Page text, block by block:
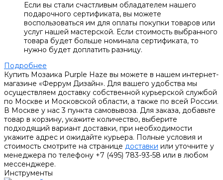
Если вы стали счастливым обладателем нашего
подарочного сертификата, вы можете
воспользоваться им для оплаты покупки товаров или
услуг нашей мастерской. Если стоимость выбранного
товара будет больше номинала сертификата, то
нужно будет доплатить разницу.
Подробнее
Купить Мозаика Purple Haze вы можете в нашем интернет-
магазине «Феррум Дизайн». Для вашего удобства мы
осуществляем доставку собственной курьерской службой
по Москве и Московской области, а также по всей России.
В Москве у нас 3 пункта самовывоза. Для заказа, добавьте
товар в корзину, укажите количество, выберите
подходящий вариант доставки, при необходимости
укажите адрес и ожидайте курьера. Полные условия и
стоимость смотрите на странице доставки или уточните у
менеджера по телефону +7 (495) 783-93-58 или в любом
мессенджере.
Инструменты